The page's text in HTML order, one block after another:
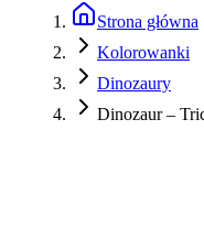
Strona główna
Kolorowanki
Dinozaury
Dinozaur –